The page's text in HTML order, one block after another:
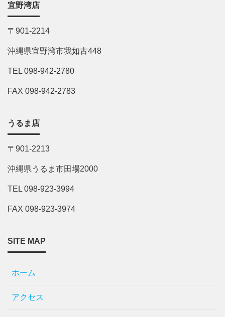
宜野湾店
〒901-2214
沖縄県宜野湾市我如古448
TEL 098-942-2780
FAX 098-942-2783
うるま店
〒901-2213
沖縄県うるま市田場2000
TEL 098-923-3994
FAX 098-923-3974
SITE MAP
ホーム
アクセス